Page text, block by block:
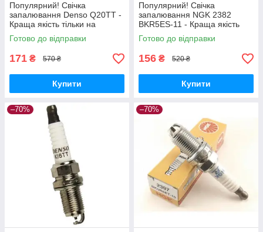
Популярний! Свічка
запалювання Denso Q20TT -
Краща якість тільки на
Nukleon.com.ua
Готово до відправки
171 ₴ 570 ₴
Купити
Популярний! Свічка
запалювання NGK 2382
BKR5ES-11 - Краща якість
тільки на Nukleon.com.ua
Готово до відправки
156 ₴ 520 ₴
Купити
–70% –70%